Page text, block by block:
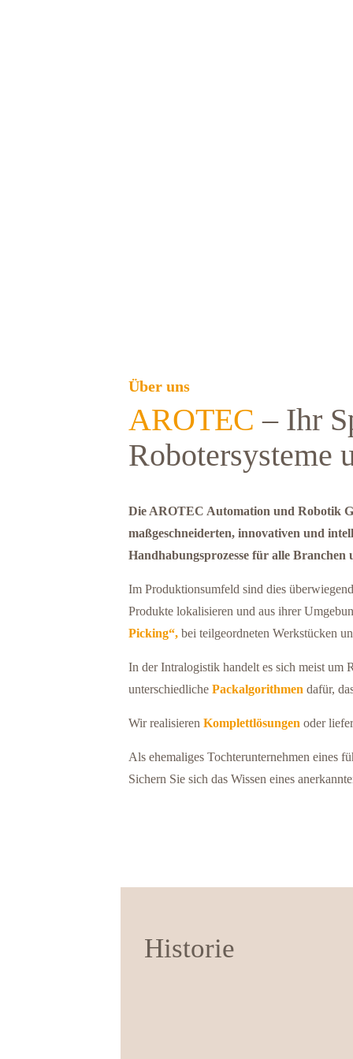
Über uns
AROTEC– Ihr
Robotersysteme
Die AROTEC Automation und Robotik
maßgeschneiderten, innovativen und
Handhabungsprozesse für alle Branchen
Im Produktionsumfeld sind dies
Produkte lokalisieren und aus ihrer
Picking“,bei teilgeordneten Werkstücken
In der Intralogistik handelt es sich meist um
unterschiedliche Packalgorithmen dafür,
Wir realisieren Komplettlösungen oder
Als ehemaliges Tochterunternehmen eines
Sichern Sie sich das Wissen eines
Historie